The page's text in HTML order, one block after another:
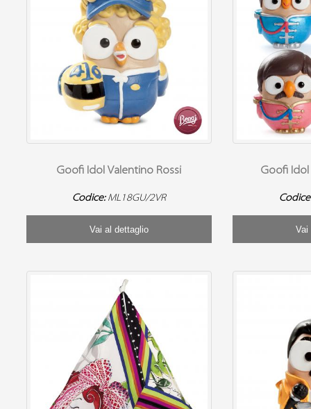
Goofi Idol Valentino Rossi
Codice: ML18GU/2VR
Vai al dettaglio
Goofi Idol
Vai